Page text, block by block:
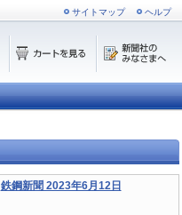
サイトマップ ヘルプ
鉄鋼新聞 2023年6月12日